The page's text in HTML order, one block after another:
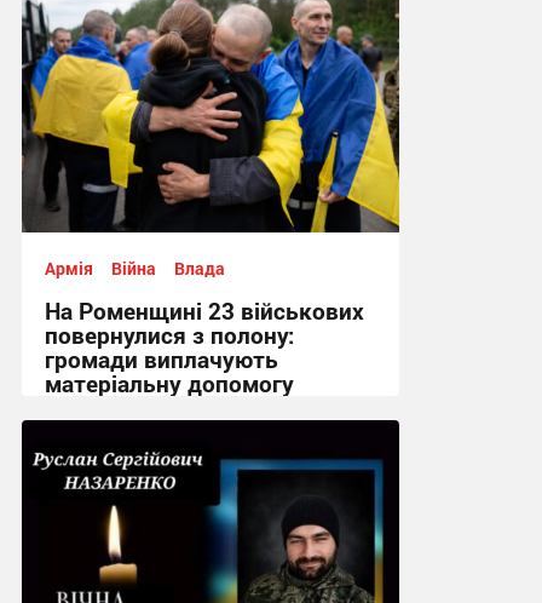
Армія Війна Влада
На Роменщині 23 військових
повернулися з полону:
громади виплачують
матеріальну допомогу
12:02, 7.08.2026